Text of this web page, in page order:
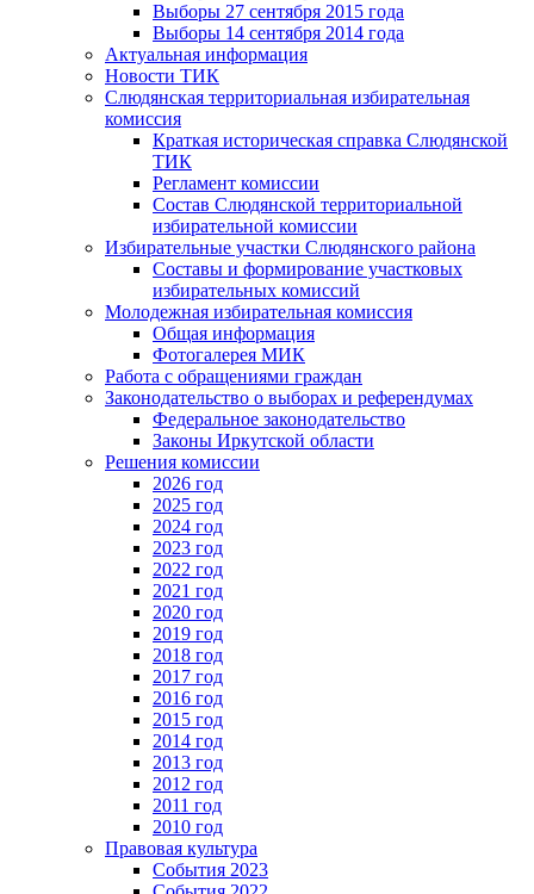
Выборы 27 сентября 2015 года
Выборы 14 сентября 2014 года
Актуальная информация
Новости ТИК
Слюдянская территориальная избирательная
комиссия
Краткая историческая справка Слюдянской
ТИК
Регламент комиссии
Состав Слюдянской территориальной
избирательной комиссии
Избирательные участки Слюдянского района
Составы и формирование участковых
избирательных комиссий
Молодежная избирательная комиссия
Общая информация
Фотогалерея МИК
Работа с обращениями граждан
Законодательство о выборах и референдумах
Федеральное законодательство
Законы Иркутской области
Решения комиссии
2026 год
2025 год
2024 год
2023 год
2022 год
2021 год
2020 год
2019 год
2018 год
2017 год
2016 год
2015 год
2014 год
2013 год
2012 год
2011 год
2010 год
Правовая культура
События 2023